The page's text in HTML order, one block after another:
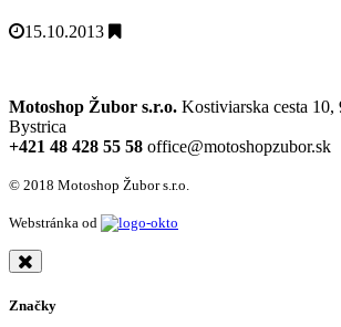
15.10.2013
Motoshop Žubor s.r.o. Kostiviarska cesta 10,
Bystrica
+421 48 428 55 58 office@motoshopzubor.sk
© 2018 Motoshop Žubor s.r.o.
Webstránka od
Značky